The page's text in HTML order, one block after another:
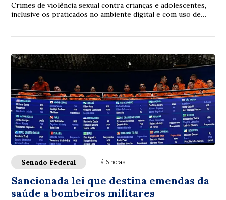
Crimes de violência sexual contra crianças e adolescentes,
inclusive os praticados no ambiente digital e com uso de
Senado Federal Há 6 horas
Sancionada lei que destina emendas da
saúde a bombeiros militares